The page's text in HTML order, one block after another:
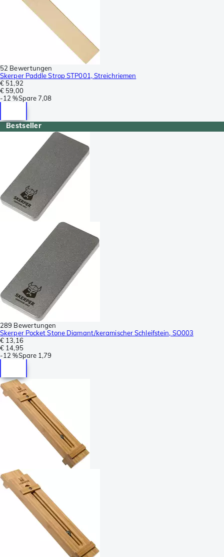
52 Bewertungen
Skerper Paddle Strop STP001, Streichriemen
€ 51,92
€ 59,00
-12 %Spare7,08
Bestseller
289 Bewertungen
Skerper Pocket Stone Diamant/keramischer Schleifstein, SO003
€ 13,16
€ 14,95
-12 %Spare 1,79